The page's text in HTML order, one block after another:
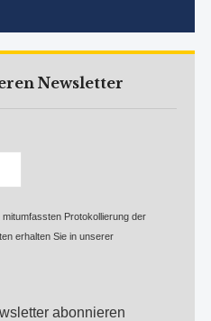
Newsletter
Protokollierung der
erhalten Sie in unserer
abonnieren